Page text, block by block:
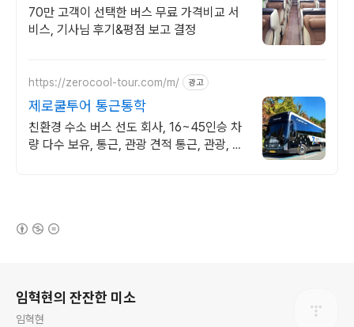
균 4.96점
70만 고객이 선택한 버스 무료 가격비교 서
비스, 기사님 후기&평점 보고 결정
https://zerocool-tour.com/m/ 광고
제로쿨투어 통근통학
친환경 수소 버스 선도 회사, 16~45인승 차
량 다수 보유, 통근, 관광 견적 통근, 관광, 결
임혁현의 잔잔한 미소
임혁현